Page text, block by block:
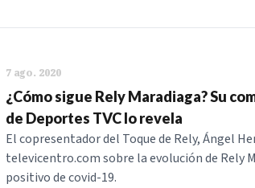
SERIES
7 ago. 2020
¿Cómo sigue Rely Maradiaga? Su
de Deportes TVC lo revela
El copresentador del Toque de Rely, Ángel
televicentro.com sobre la evolución de Rely
positivo de covid-19.